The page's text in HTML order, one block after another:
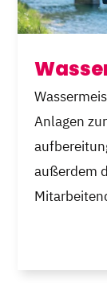
Anlagen
außerdem